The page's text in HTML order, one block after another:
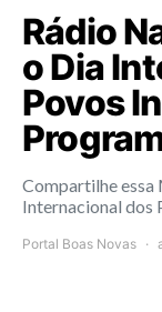
Rádio
o Dia
Povos
Compartilhe essa
Internacional dos
Portal Boas Novas